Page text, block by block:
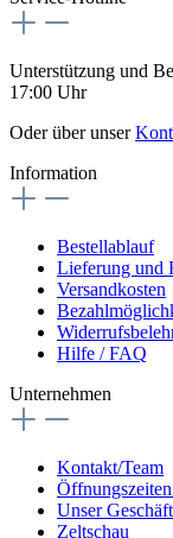
Unterstützung und
17:00 Uhr
Oder über unser
Information
Bestellablauf
Lieferung und
Versandkosten
Hilfe / FAQ
Unternehmen
Kontakt/Team
Unser
Zeltschau